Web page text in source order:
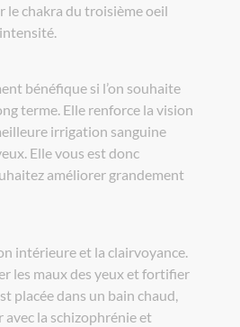
le chakra du troisième oeil
bénéfique si l’on souhaite
terme. Elle renforce la vision
irrigation sanguine
Elle vous est donc
améliorer grandement
intérieure et la clairvoyance.
les maux des yeux et fortifier
placée dans un bain chaud,
avec la schizophrénie et